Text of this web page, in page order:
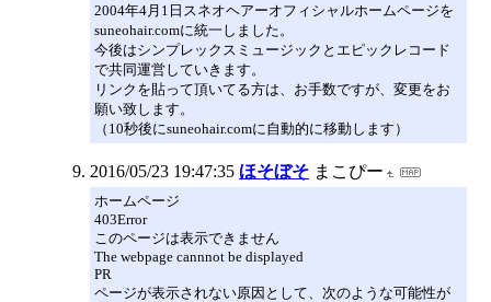
2004年4月1日スネオヘアーオフィシャルホームページを
suneohair.comに統一しました。
今後はシンプレックスミュージックとエピックレコード
で共同運営していきます。
リンクを貼って頂いてる方は、お手数ですが、変更をお
願い致します。
（10秒後にsuneohair.comに自動的に移動します）
2016/05/23 19:47:35 ほそぼそ まこぴー
ホームページ
403Error
このページは表示できません
The webpage cannnot be displayed
PR
ページが表示されない原因として、次のような可能性が